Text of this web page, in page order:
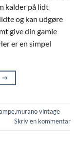
kalder på lidt
og kan udgøre
give din gamle
er en simpel
→
,murano vintage
Skriv en kommentar